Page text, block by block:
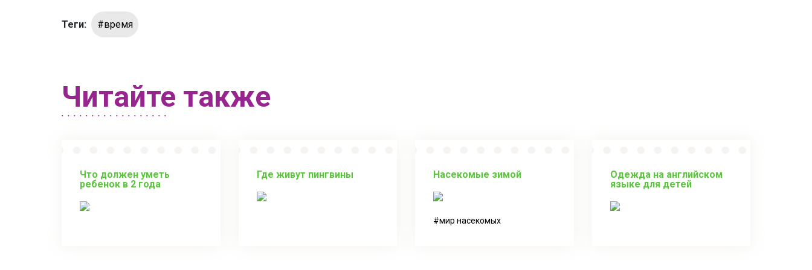
Теги: #время
Читайте также
Что должен уметь
ребенок в 2 года
Где живут пингвины Насекомые зимой
мир насекомых
Одежда на английском
языке для детей